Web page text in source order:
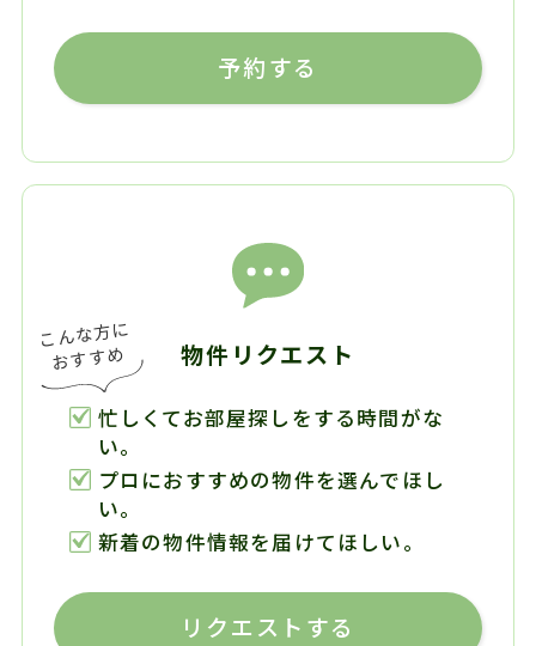
予約する
物件リクエスト
忙しくてお部屋探しをする時間がな
い。
プロにおすすめの物件を選んでほし
い。
新着の物件情報を届けてほしい。
リクエストする